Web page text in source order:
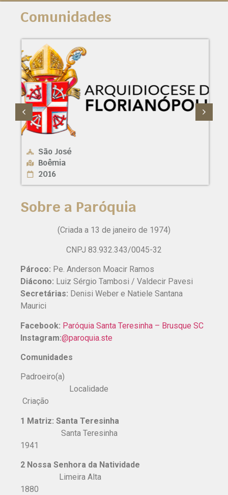
Comunidades
São José
Boêmia
2016
Sobre a Paróquia
(Criada a 13 de janeiro de 1974)
CNPJ 83.932.343/0045-32
Pároco: Pe. Anderson Moacir Ramos
Diácono: Luiz Sérgio Tambosi / Valdecir Pavesi
Secretárias: Denisi Weber e Natiele Santana
Maurici
Facebook: Paróquia Santa Teresinha – Brusque SC
Instagram:@paroquia.ste
Comunidades
Padroeiro(a)
Localidade
Criação
1 Matriz: Santa Teresinha
Santa Teresinha
1941
2 Nossa Senhora da Natividade
Limeira Alta
1880